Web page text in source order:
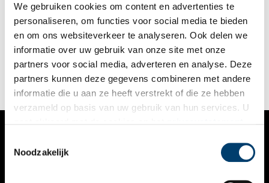
We gebruiken cookies om content en advertenties te
personaliseren, om functies voor social media te bieden
en om ons websiteverkeer te analyseren. Ook delen we
informatie over uw gebruik van onze site met onze
partners voor social media, adverteren en analyse. Deze
partners kunnen deze gegevens combineren met andere
informatie die u aan ze heeft verstrekt of die ze hebben
verzameld op basis van uw gebruik van hun services. U
Noodzakelijk
Dat de Nederlandse omroepen zich tegenwoordig op het
Hilversumse Media Park concentreren, was niet altijd
vanzelfsprekend. Sommige omroepen startten als radiozenders
in Amsterdam, Delft of zelfs op zee. Duik met Oneindig Noord-
Holland in honderd jaar radio- en televisiegeschiedenis en
ontdek de historie achter populaire programma’s,
charismatische presentatoren en smaakvolle studio’s in
mediastad Hilversum.
VERHALEN